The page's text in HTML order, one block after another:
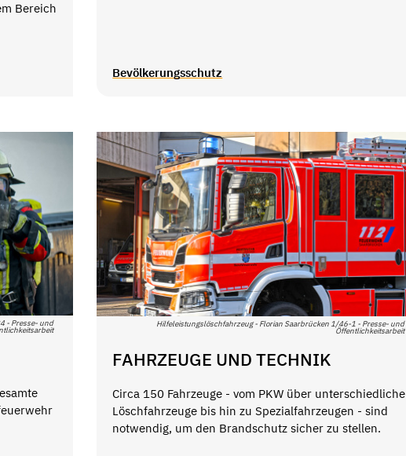
Bereich
Bevölkerungsschutz
- Presse- und Hilfeleistungslöschfahrzeug - Florian Saarbrücken 1/46-1 - Presse- und
Öffentlichkeitsarbeit
FAHRZEUGE UND TECHNIK
Circa 150 Fahrzeuge - vom PKW über unterschiedliche
Löschfahrzeuge bis hin zu Spezialfahrzeugen - sind
notwendig, um den Brandschutz sicher zu stellen.